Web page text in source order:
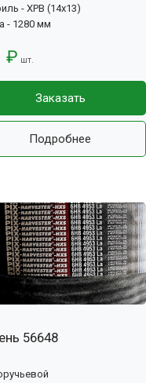
- XPB (14x13)
- 1280 мм
₽ шт.
Заказать
Подробнее
56648